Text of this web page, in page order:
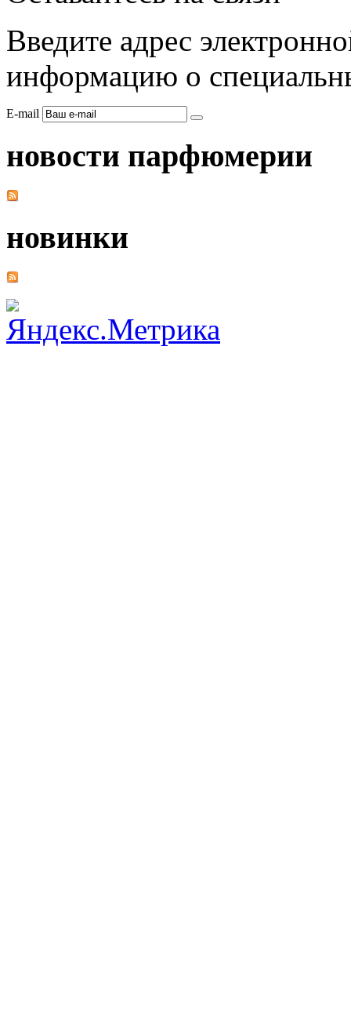
Введите адрес
информацию о
E-mail
новости парфюмерии
новинки